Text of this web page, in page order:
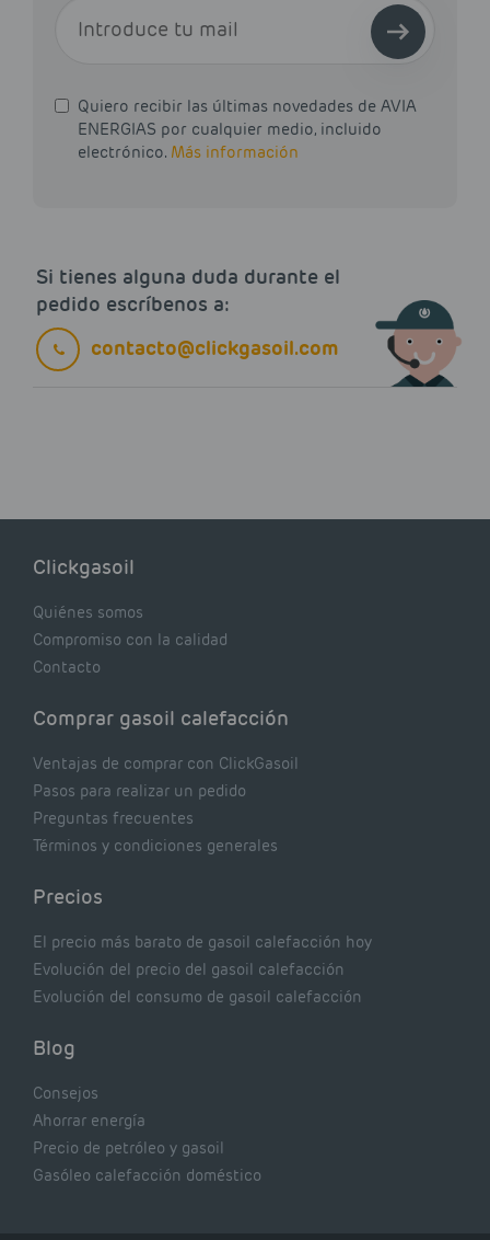
Quiero recibir las últimas novedades de AVIA
ENERGIAS por cualquier medio, incluido
electrónico. Más información
Si tienes alguna duda durante el
pedido escríbenos a:
contacto@clickgasoil.com
Clickgasoil
Quiénes somos
Compromiso con la calidad
Contacto
Comprar gasoil calefacción
Ventajas de comprar con ClickGasoil
Pasos para realizar un pedido
Preguntas frecuentes
Términos y condiciones generales
Precios
El precio más barato de gasoil calefacción hoy
Evolución del precio del gasoil calefacción
Evolución del consumo de gasoil calefacción
Blog
Consejos
Ahorrar energía
Precio de petróleo y gasoil
Gasóleo calefacción doméstico